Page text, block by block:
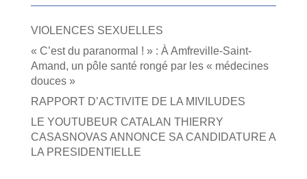
VIOLENCES SEXUELLES
« C’est du paranormal ! » : À Amfreville-Saint-
Amand, un pôle santé rongé par les « médecines
douces »
RAPPORT D’ACTIVITE DE LA MIVILUDES
LE YOUTUBEUR CATALAN THIERRY
CASASNOVAS ANNONCE SA CANDIDATURE A
LA PRESIDENTIELLE